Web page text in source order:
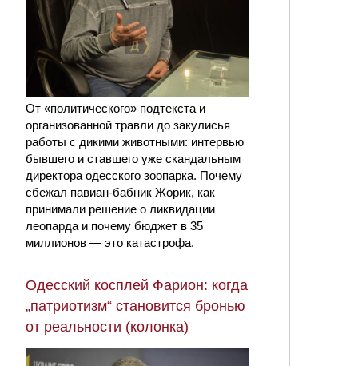
От «политического» подтекста и
организованной травли до закулисья
работы с дикими животными: интервью
бывшего и ставшего уже скандальным
директора одесского зоопарка. Почему
сбежал павиан-бабник Жорик, как
принимали решение о ликвидации
леопарда и почему бюджет в 35
миллионов — это катастрофа.
Одесский косплей Фарион: когда
„патриотизм“ становится бронью
от реальности (колонка)